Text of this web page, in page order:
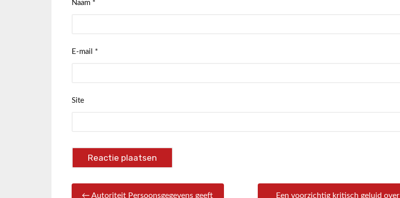
Naam *
E-mail *
Site
← Autoriteit Persoonsgegevens geeft Een voorzichtig kritisch geluid over